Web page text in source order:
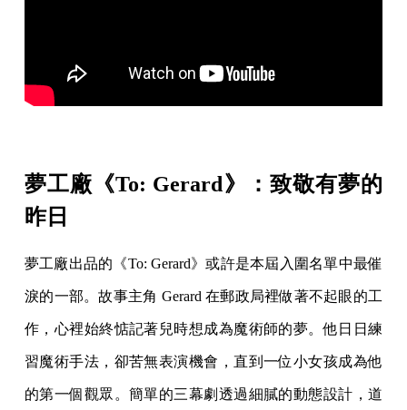
夢工廠《To: Gerard》：致敬有夢的
昨日
夢工廠出品的《To: Gerard》或許是本屆入圍名單中最催
淚的一部。故事主角 Gerard 在郵政局裡做著不起眼的工
作，心裡始終惦記著兒時想成為魔術師的夢。他日日練
習魔術手法，卻苦無表演機會，直到一位小女孩成為他
的第一個觀眾。簡單的三幕劇透過細膩的動態設計，道